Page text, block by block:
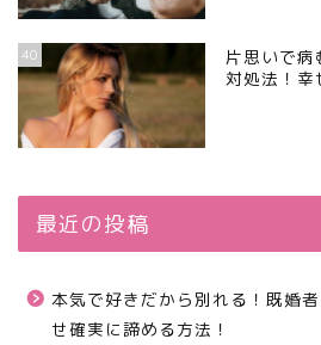
40
片思いで病
対処法！幸
最近の投稿
本気で好きだから別れる！既婚
せ確実に諦める方法！